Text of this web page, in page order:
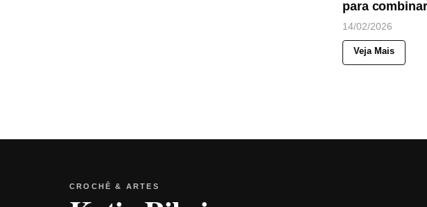
para
14/02/2026
Veja Mais
CROCHÊ & ARTES